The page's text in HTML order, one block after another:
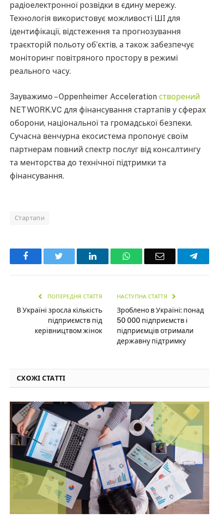
радіоелектронної розвідки в єдину мережу.
Технологія використовує можливості ШІ для
ідентифікації, відстеження та прогнозування
траєкторій польоту об’єктів, а також забезпечує
моніторинг повітряного простору в режимі
реального часу.
Зауважимо – Oppenheimer Acceleration створений
NETWORK.VC для фінансування стартапів у сферах
оборони, національної та громадської безпеки.
Сучасна венчурна екосистема пропонує своїм
партнерам повний спектр послуг від консалтингу
та менторства до технічної підтримки та
фінансування.
Стартапи
Facebook LinkedInWhatsAppEmail
ПОПЕРЕДНЯ СТАТТЯ
В Україні зросла кількість
підприємств під
керівництвом жінок
НАСТУПНА СТАТТЯ
Зроблено в Україні: понад
50 000 підприємств і
підприємців отримали
державну підтримку
СХОЖІ СТАТТІ